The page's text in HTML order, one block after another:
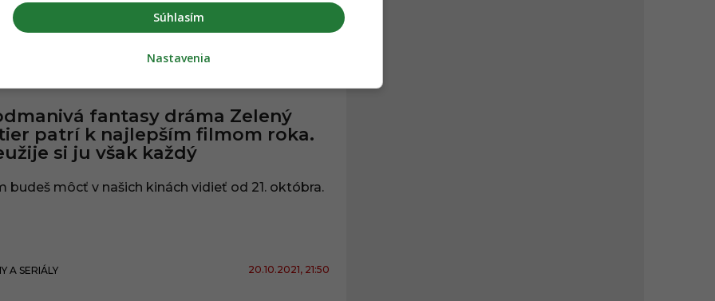
fantasy dráma Zelený
patrí k najlepším filmom roka.
si ju však každý
budeš môcť v našich kinách vidieť od 21. októbra.
A SERIÁLY 20.10.2021, 21:50
Súhlasím
Nastavenia